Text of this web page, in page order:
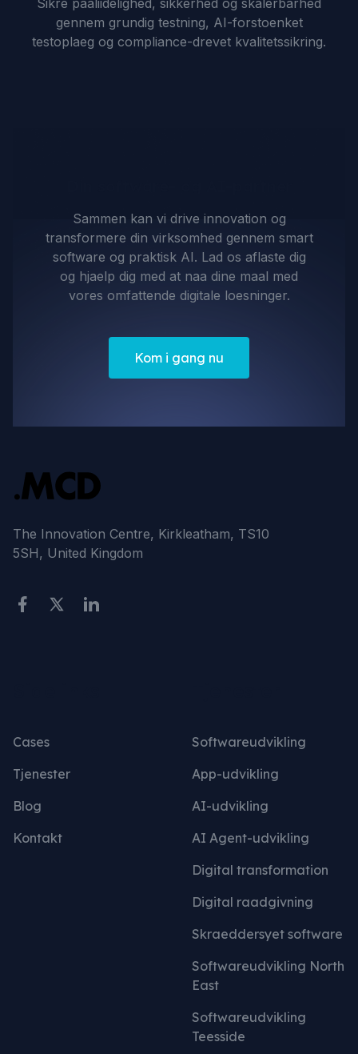
Sikre paaliidelighed, sikkerhed og skalerbarhed
gennem grundig testning, AI-forstoenket
testoplaeg og compliance-drevet kvalitetssikring.
Sammen kan vi drive innovation og
transformere din virksomhed gennem smart
software og praktisk AI. Lad os aflaste dig
og hjaelp dig med at naa dine maal med
vores omfattende digitale loesninger.
Kom i gang nu
The Innovation Centre, Kirkleatham, TS10
5SH, United Kingdom
Cases
Tjenester
Blog
Kontakt
Softwareudvikling
App-udvikling
AI-udvikling
AI Agent-udvikling
Digital transformation
Digital raadgivning
Skraeddersyet software
Softwareudvikling North
East
Softwareudvikling
Teesside